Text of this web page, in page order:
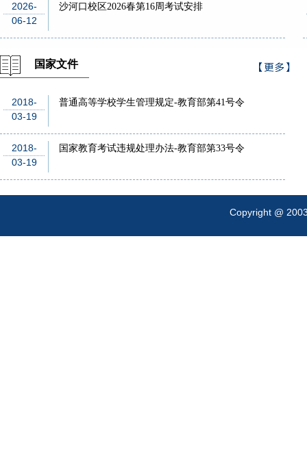
2026-
06-12
沙河口校区2026春第16周考试安排
国家文件
2018-
03-19
普通高等学校学生管理规定-教育部第41号令
2018-
03-19
国家教育考试违规处理办法-教育部第33号令
Copyright @